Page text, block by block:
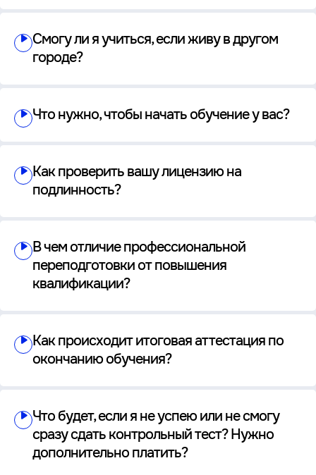
Смогу ли я учиться, если живу в другом
городе?
Что нужно, чтобы начать обучение у вас?
Как проверить вашу лицензию на
подлинность?
В чем отличие профессиональной
переподготовки от повышения
квалификации?
Как происходит итоговая аттестация по
окончанию обучения?
Что будет, если я не успею или не смогу
сразу сдать контрольный тест? Нужно
дополнительно платить?